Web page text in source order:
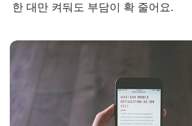
한 대만 켜둬도 부담이 확 줄어요.